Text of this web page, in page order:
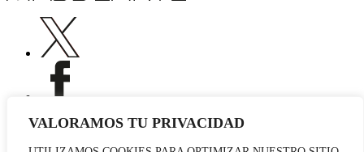
VALORAMOS TU PRIVACIDAD